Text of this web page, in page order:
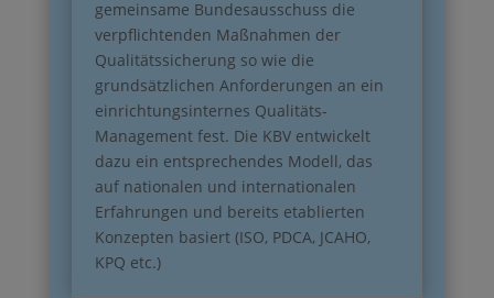
gemeinsame Bundesausschuss die
verpflichtenden Maßnahmen der
Qualitätssicherung so wie die
grundsätzlichen Anforderungen an ein
einrichtungsinternes Qualitäts-
Management fest. Die KBV entwickelt
dazu ein entsprechendes Modell, das
auf nationalen und internationalen
Erfahrungen und bereits etablierten
Konzepten basiert (ISO, PDCA, JCAHO,
KPQ etc.)